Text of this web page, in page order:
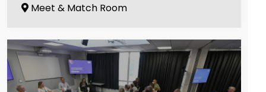
Meet & Match Room